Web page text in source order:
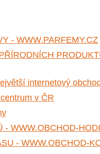
- WWW.PARFEMY.CZ
internetový
v ČR
- WWW.OBCHOD-
- WWW.OBCHOD-